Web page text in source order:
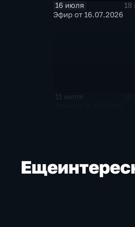
16 июля
18
Эфир от 16.07.2026
11 июля
Еще